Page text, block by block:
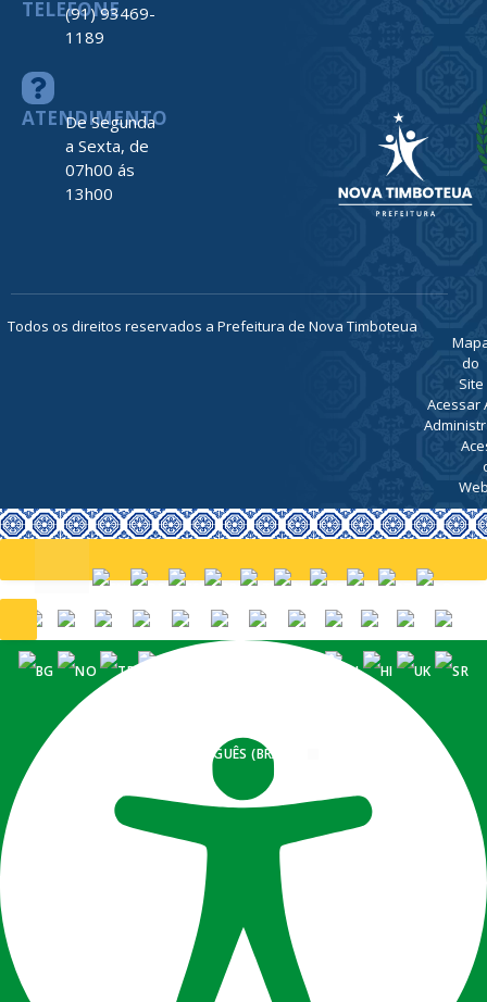
TELEFONE
(91) 93469-
1189
ATENDIMENTO
De Segunda
a Sexta, de
07h00 ás
13h00
Todos os direitos reservados a Prefeitura de Nova Timboteua
do
Site
Acessar